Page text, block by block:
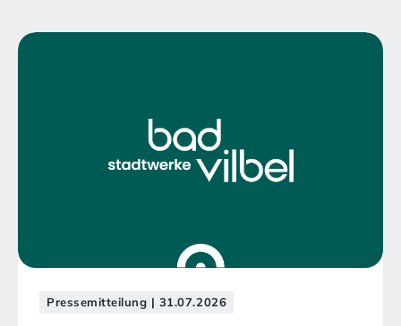
Pressemitteilung | 31.07.2026
unterstreichen